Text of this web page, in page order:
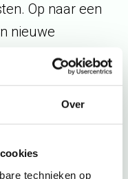
Over
technieken op
Op naar een
nieuwe
De